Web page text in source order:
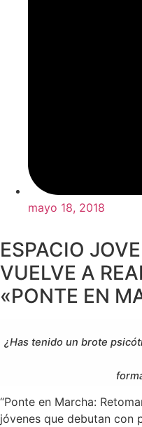
mayo 18, 2018
ESPACIO
VUELVE A
«PONTE EN
¿Has tenido un brote
“Ponte en Marcha:
jóvenes que debutan con